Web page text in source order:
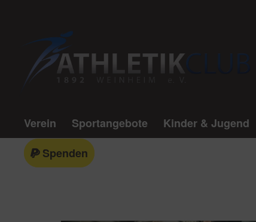
Verein Sportangebote Kinder & Jugend
Spenden